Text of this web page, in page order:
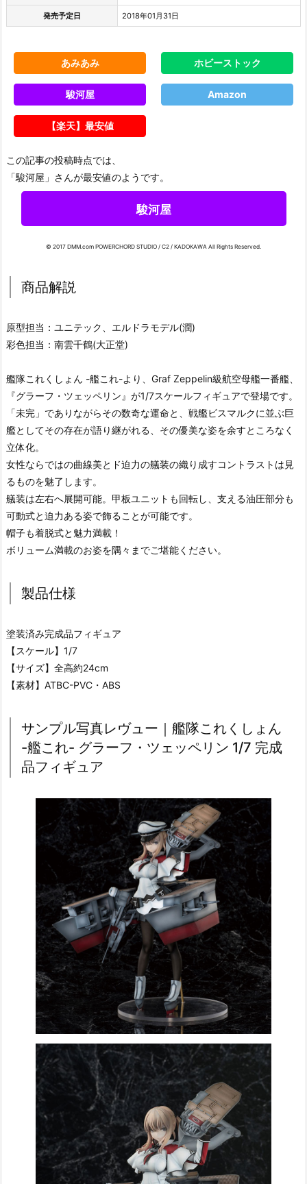
発売予定日 2018年01月31日
あみあみ ホビーストック
駿河屋 Amazon
【楽天】最安値
この記事の投稿時点では、
「駿河屋」さんが最安値のようです。
駿河屋
© 2017 DMM.com POWERCHORD STUDIO / C2 / KADOKAWA All Rights Reserved.
商品解説
原型担当：ユニテック、エルドラモデル(潤)
彩色担当：南雲千鶴(大正堂)
艦隊これくしょん -艦これ-より、Graf Zeppelin級航空母艦一番艦、
『グラーフ・ツェッペリン』が1/7スケールフィギュアで登場です。
「未完」でありながらその数奇な運命と、戦艦ビスマルクに並ぶ巨
艦としてその存在が語り継がれる、その優美な姿を余すところなく
立体化。
女性ならではの曲線美とド迫力の艤装の織り成すコントラストは見
るものを魅了します。
艤装は左右へ展開可能。甲板ユニットも回転し、支える油圧部分も
可動式と迫力ある姿で飾ることが可能です。
帽子も着脱式と魅力満載！
ボリューム満載のお姿を隅々までご堪能ください。
製品仕様
塗装済み完成品フィギュア
【スケール】1/7
【サイズ】全高約24cm
【素材】ATBC-PVC・ABS
サンプル写真レヴュー｜艦隊これくしょん
-艦これ- グラーフ・ツェッペリン 1/7 完成
品フィギュア